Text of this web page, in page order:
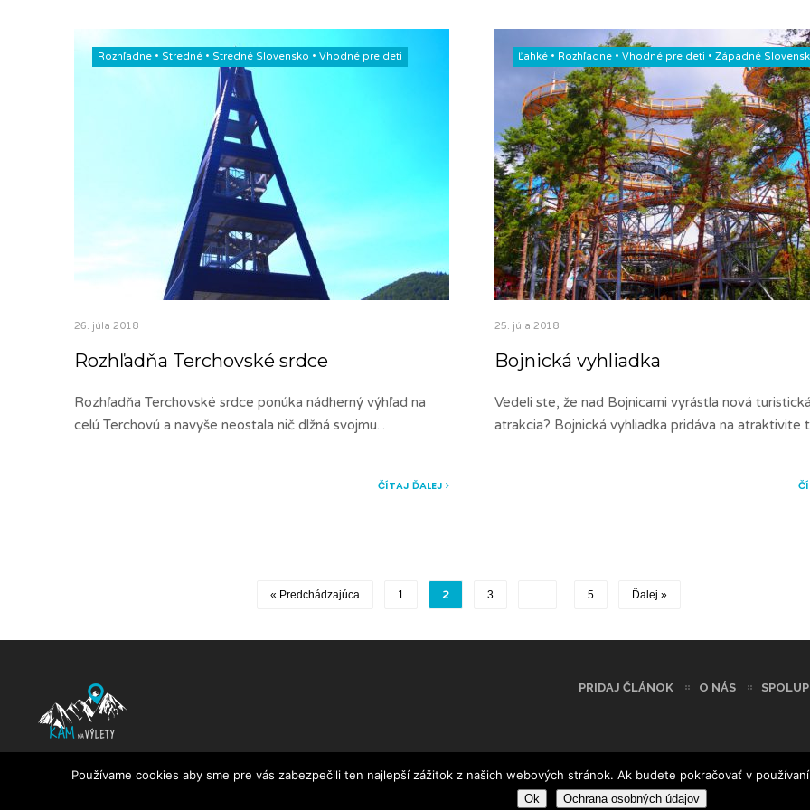
Rozhľadne • Stredné • Stredné Slovensko • Vhodné pre deti
26. júla 2018
Rozhľadňa Terchovské srdce
Rozhľadňa Terchovské srdce ponúka nádherný výhľad na
celú Terchovú a navyše neostala nič dlžná svojmu...
ČÍTAJ ĎALEJ
Ľahké • Rozhľadne •Vhodné pre deti •Západné
25. júla 2018
Bojnická vyhliadka
Vedeli ste, že nad Bojnicami vyrástla nová
atrakcia? Bojnická vyhliadka pridáva na atraktivite
« Predchádzajúca 1 2 3 … 5 Ďalej »
KamNaVylety.sk © 2016 - 2025 All Rights Reserved
PRIDAJ ČLÁNOK O NÁS
Používame cookies aby sme pre vás zabezpečili ten najlepší zážitok z našich webových stránok. Ak budete pokračovať v
Ok Ochrana osobných údajov